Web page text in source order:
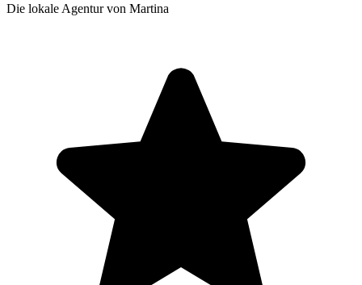
Die lokale Agentur von Martina